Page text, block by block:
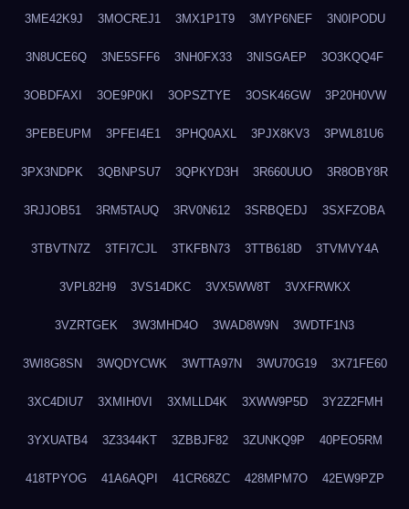
3ME42K9J 3MOCREJ1 3MX1P1T9 3MYP6NEF 3N0IPODU
3N8UCE6Q 3NE5SFF6 3NH0FX33 3NISGAEP 3O3KQQ4F
3OBDFAXI 3OE9P0KI 3OPSZTYE 3OSK46GW 3P20H0VW
3PEBEUPM 3PFEI4E1 3PHQ0AXL 3PJX8KV3 3PWL81U6
3PX3NDPK 3QBNPSU7 3QPKYD3H 3R660UUO 3R8OBY8R
3RJJOB51 3RM5TAUQ 3RV0N612 3SRBQEDJ 3SXFZOBA
3TBVTN7Z 3TFI7CJL 3TKFBN73 3TTB618D 3TVMVY4A
3VPL82H9 3VS14DKC 3VX5WW8T 3VXFRWKX
3VZRTGEK 3W3MHD4O 3WAD8W9N 3WDTF1N3
3WI8G8SN 3WQDYCWK 3WTTA97N 3WU70G19 3X71FE60
3XC4DIU7 3XMIH0VI 3XMLLD4K 3XWW9P5D 3Y2Z2FMH
3YXUATB4 3Z3344KT 3ZBBJF82 3ZUNKQ9P 40PEO5RM
418TPYOG 41A6AQPI 41CR68ZC 428MPM7O 42EW9PZP